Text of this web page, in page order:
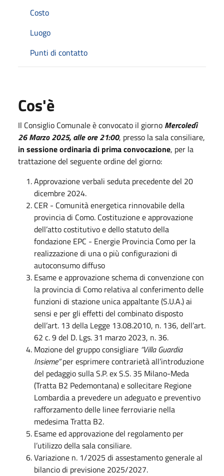
Costo
Luogo
Punti di contatto
Cos'è
Il Consiglio Comunale è convocato il giorno Mercoledì
26 Marzo 2025, alle ore 21:00, presso la sala consiliare,
in sessione ordinaria di prima convocazione, per la
trattazione del seguente ordine del giorno:
Approvazione verbali seduta precedente del 20
dicembre 2024.
CER - Comunità energetica rinnovabile della
provincia di Como. Costituzione e approvazione
dell’atto costitutivo e dello statuto della
fondazione EPC - Energie Provincia Como per la
realizzazione di una o più configurazioni di
autoconsumo diffuso
Esame e approvazione schema di convenzione con
la provincia di Como relativa al conferimento delle
funzioni di stazione unica appaltante (S.U.A.) ai
sensi e per gli effetti del combinato disposto
dell’art. 13 della Legge 13.08.2010, n. 136, dell’art.
62 c. 9 del D. Lgs. 31 marzo 2023, n. 36.
Mozione del gruppo consigliare “Villa Guardia
Insieme”per esprimere contrarietà all’introduzione
del pedaggio sulla S.P. ex S.S. 35 Milano-Meda
(Tratta B2 Pedemontana) e sollecitare Regione
Lombardia a prevedere un adeguato e preventivo
rafforzamento delle linee ferroviarie nella
medesima Tratta B2.
Esame ed approvazione del regolamento per
l’utilizzo della sala consiliare.
Variazione n. 1/2025 di assestamento generale al
bilancio di previsione 2025/2027.